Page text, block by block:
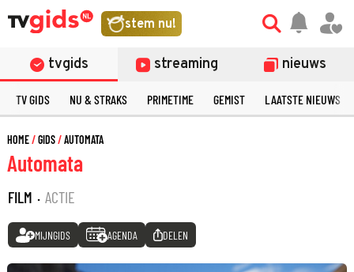
stem nu!
tvgids streaming nieuws
TV GIDS NU & STRAKS PRIMETIME GEMIST LAATSTE NIEUWS
HOME GIDS AUTOMATA
Automata
FILM · ACTIE
MIJNGIDS AGENDA DELEN